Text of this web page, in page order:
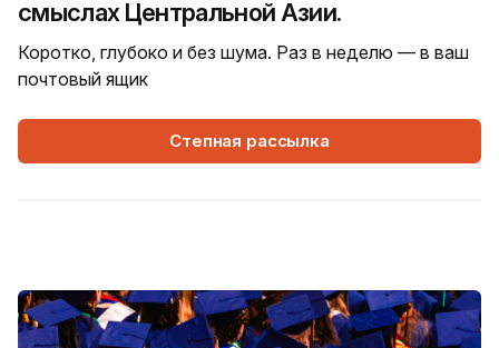
смыслах Центральной Азии.
Коротко, глубоко и без шума. Раз в неделю — в ваш
почтовый ящик
Степная рассылка